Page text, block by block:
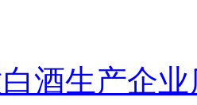
酒生产企